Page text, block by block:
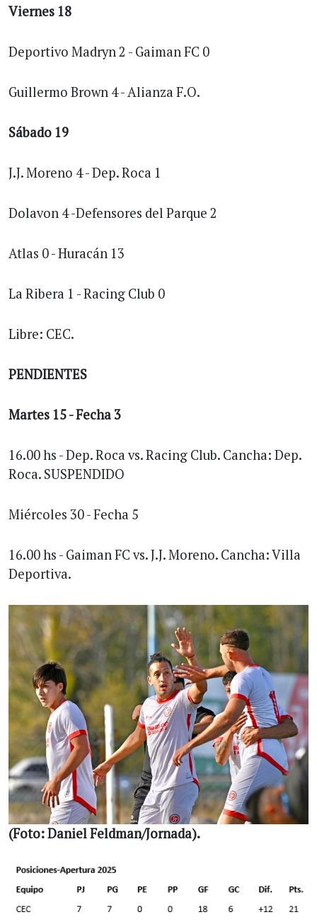
Viernes 18
Deportivo Madryn 2 - Gaiman FC 0
Guillermo Brown 4 - Alianza F.O.
Sábado 19
J.J. Moreno 4 - Dep. Roca 1
Dolavon 4 -Defensores del Parque 2
Atlas 0 - Huracán 13
La Ribera 1 - Racing Club 0
Libre: CEC.
PENDIENTES
Martes 15 - Fecha 3
16.00 hs - Dep. Roca vs. Racing Club. Cancha: Dep.
Roca. SUSPENDIDO
Miércoles 30 - Fecha 5
16.00 hs - Gaiman FC vs. J.J. Moreno. Cancha: Villa
Deportiva.
(Foto: Daniel Feldman/Jornada).